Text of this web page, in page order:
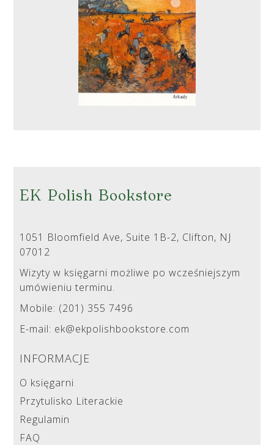
EK Polish Bookstore
1051 Bloomfield Ave, Suite 1B-2, Clifton, NJ
07012
Wizyty w księgarni możliwe po wcześniejszym
umówieniu terminu.
Mobile: (201) 355 7496
E-mail: ek@ekpolishbookstore.com
INFORMACJE
O księgarni
Przytulisko Literackie
Regulamin
FAQ